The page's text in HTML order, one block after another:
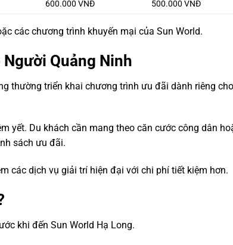
600.000 VNĐ 500.000 VNĐ
các chương trình khuyến mại của Sun World.
Người Quảng Ninh
thường triển khai chương trình ưu đãi dành riêng cho
yết. Du khách cần mang theo căn cước công dân
sách ưu đãi.
các dịch vụ giải trí hiện đại với chi phí tiết kiệm hơn.
khi đến Sun World Hạ Long.